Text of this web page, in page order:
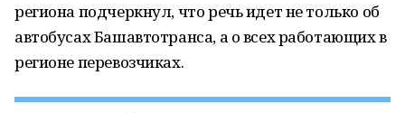
региона подчеркнул, что речь идет не только об
автобусах Башавтотранса, а о всех работающих в
регионе перевозчиках.